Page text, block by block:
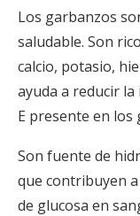
Los garbanzos
saludable. Son
calcio, potasio,
ayuda a reducir
E presente en los
Son fuente de
que contribuyen
de glucosa en